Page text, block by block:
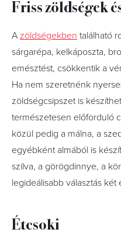
Friss zöldségek
A zöldségekben található
sárgarépa, kelkáposzta,
emésztést, csökkentik a
Ha nem szeretnénk
zöldségcsipszet is
természetesen előforduló
közül pedig a málna, a
egyébként almából is
szilva, a görögdinnye, a
legideálisabb választás két
Étcsoki